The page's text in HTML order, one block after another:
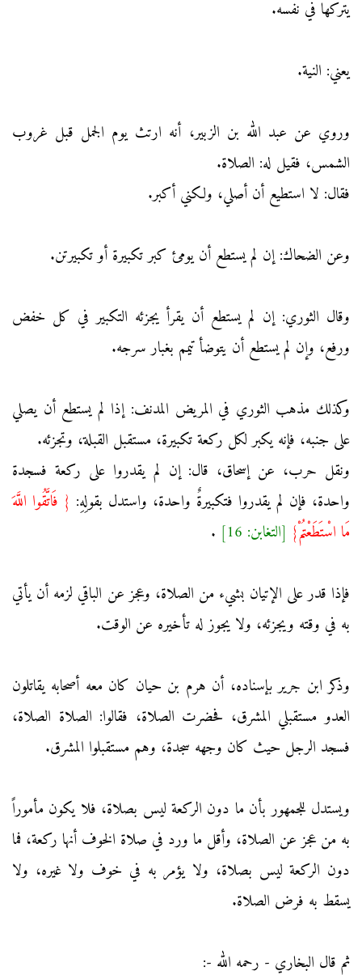
يتركها في نفسه.
يعني: النية.
وروي عن عبد الله بن الزبير، أنه ارتث يوم الجمل قبل غروب
الشمس، فقيل له: الصلاة.
فقال: لا استطيع أن أصلي، ولكني أكبر.
وعن الضحاك: إن لم يستطع أن يومئ كبر تكبيرة أو تكبيرتن.
وقال الثوري: إن لم يستطع أن يقرأ يجزئه التكبير في كل خفض
ورفع، وإن لم يستطع أن يتوضأ تيمم بغبار سرجه.
وكذلك مذهب الثوري في المريض المدنف: إذا لم يستطع أن يصلي
على جنبه، فإنه يكبر لكل ركعة تكبيرة، مستقبل القبلة، وتجزئه.
ونقل حرب، عن إسحاق، قال: إن لم يقدروا على ركعة فسجدة
واحدة، فإن لم يقدروا فتكبيرةٌ واحدة، واستدل بقولِهِ: { فَاتَّقُوا اللَّهَ
مَا اسْتَطَعْتُمْ} [التغابن: 16] .
فإذا قدر على الإتيان بشيء من الصلاة، وعجز عن الباقي لزمه أن يأتي
به في وقته ويجزئه، ولا يجوز له تأخيره عن الوقت.
وذكر ابن جرير بإسناده، أن هرم بن حيان كان معه أصحابه يقاتلون
العدو مستقبلي المشرق، فحضرت الصلاة، فقالوا: الصلاة الصلاة،
فسجد الرجل حيث كان وجهه سجدة، وهم مستقبلوا المشرق.
ويستدل للجمهور بأن ما دون الركعة ليس بصلاة، فلا يكون مأموراً
به من عجز عن الصلاة، وأقل ما ورد في صلاة الخوف أنها ركعة، فما
دون الركعة ليس بصلاة، ولا يؤمر به في خوف ولا غيره، ولا
يسقط به فرض الصلاة.
ثم قال البخاري - رحمه الله -: